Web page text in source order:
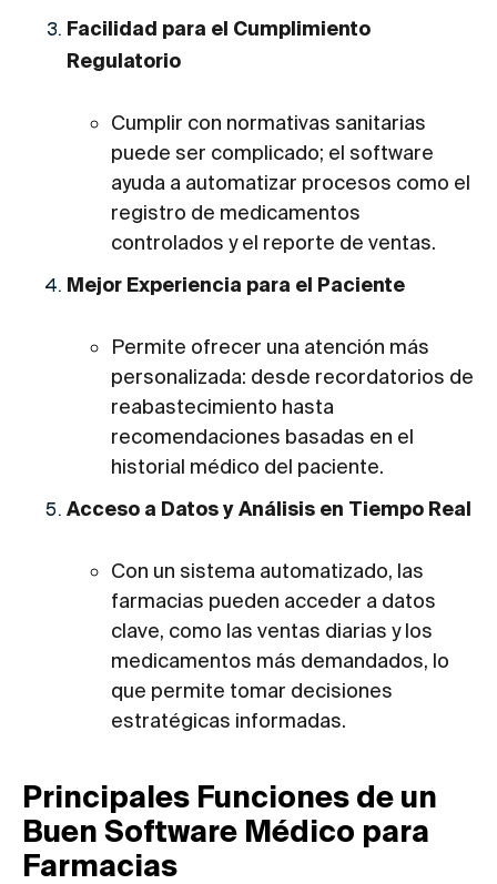
Facilidad para el Cumplimiento
Regulatorio
Cumplir con normativas sanitarias
puede ser complicado; el software
ayuda a automatizar procesos como el
registro de medicamentos
controlados y el reporte de ventas.
Mejor Experiencia para el Paciente
Permite ofrecer una atención más
personalizada: desde recordatorios de
reabastecimiento hasta
recomendaciones basadas en el
historial médico del paciente.
Acceso a Datos y Análisis en Tiempo Real
Con un sistema automatizado, las
farmacias pueden acceder a datos
clave, como las ventas diarias y los
medicamentos más demandados, lo
que permite tomar decisiones
estratégicas informadas.
Principales Funciones de un
Buen Software Médico para
Farmacias